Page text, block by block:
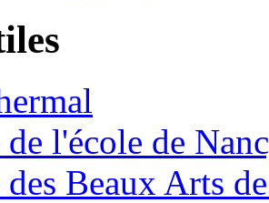
de l'école de
des Beaux Arts